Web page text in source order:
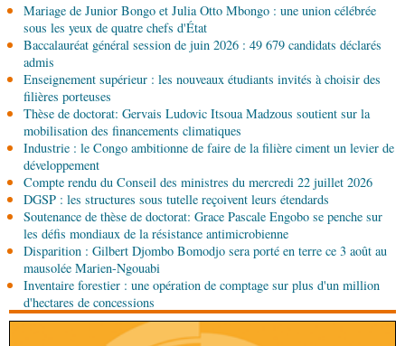
ÉconomieDéveloppement industriel : visite des
installations de Sofatt Industrie
04-08-2026 16:45
Économie
Rheinland rejoint le dispositif national
04-08-2026 14:00
Sport
Brazzaville au sommet d'une édition remarquable
04-08-2026 12:30
Afrique-MondeAfrique centrale : la Banque
mondiale finance la modernisation du corridor
routier Bangui-Douala
Mariage de Junior Bongo et Julia Otto Mbongo : une union célébrée
sous les yeux de quatre chefs d'État
Baccalauréat général session de juin 2026 : 49 679 candidats déclarés
admis
Enseignement supérieur : les nouveaux étudiants invités à choisir des
filières porteuses
Thèse de doctorat: Gervais Ludovic Itsoua Madzous soutient sur la
mobilisation des financements climatiques
Industrie : le Congo ambitionne de faire de la filière ciment un levier de
développement
Compte rendu du Conseil des ministres du mercredi 22 juillet 2026
DGSP : les structures sous tutelle reçoivent leurs étendards
Soutenance de thèse de doctorat: Grace Pascale Engobo se penche sur
les défis mondiaux de la résistance antimicrobienne
Disparition : Gilbert Djombo Bomodjo sera porté en terre ce 3 août au
mausolée Marien-Ngouabi
Inventaire forestier : une opération de comptage sur plus d'un million
d'hectares de concessions